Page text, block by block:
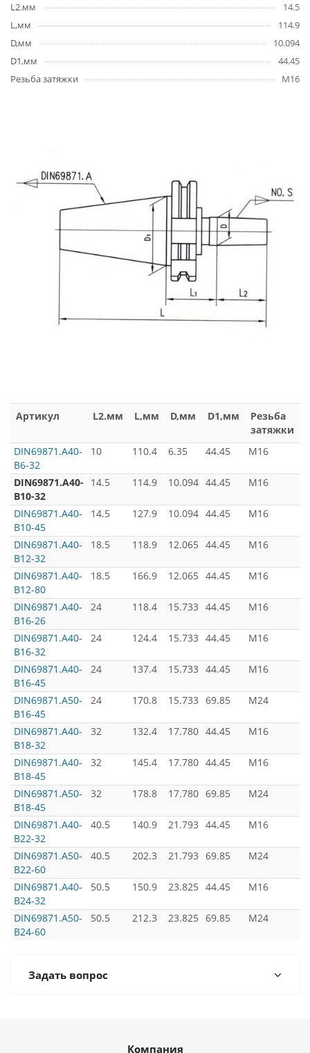
L2.мм
14.5
L,мм
114.9
D,мм
10.094
D1,мм
44.45
Резьба затяжки
M16
Артикул L2.мм L,мм D,мм D1,мм
Резьба
затяжки
DIN69871.А40-
B6-32
10 110.4 6.35 44.45
M16
DIN69871.А40-
B10-32
14.5 114.9 10.094 44.45
M16
DIN69871.А40-
B10-45
14.5 127.9 10.094 44.45
M16
DIN69871.А40-
B12-32
18.5 118.9 12.065 44.45 M16
DIN69871.А40-
B12-80
18.5 166.9 12.065 44.45 M16
DIN69871.А40-
B16-26
24 118.4 15.733 44.45 M16
DIN69871.А40-
B16-32
24 124.4 15.733 44.45 M16
DIN69871.А40-
B16-45
24 137.4 15.733 44.45 M16
DIN69871.А50-
B16-45
24 170.8 15.733 69.85 M24
DIN69871.А40-
B18-32
32 132.4 17.780 44.45 M16
DIN69871.А40-
B18-45
32 145.4 17.780 44.45 M16
DIN69871.А50-
B18-45
32 178.8 17.780 69.85 M24
DIN69871.А40-
B22-32
40.5 140.9 21.793 44.45 M16
DIN69871.А50-
B22-60
40.5 202.3 21.793 69.85 M24
DIN69871.А40-
B24-32
50.5 150.9 23.825 44.45
M16
DIN69871.А50-
B24-60
50.5 212.3 23.825 69.85
M24
Задать вопрос
Компания